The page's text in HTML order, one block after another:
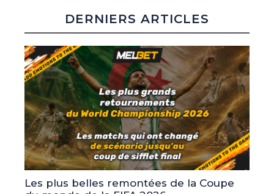
DERNIERS ARTICLES
Les plus belles remontées de la Coupe